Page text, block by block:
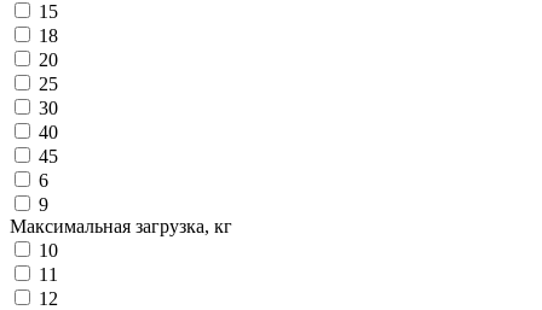
15
18
20
25
30
40
45
6
9
Максимальная загрузка, кг
10
11
12